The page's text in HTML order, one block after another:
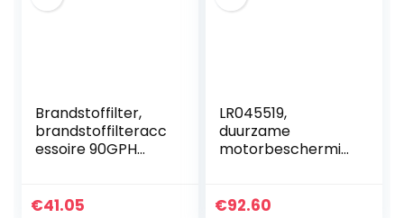
Brandstoffilter,
brandstoffilteracc
essoire 90GPH
€41.05
LR045519,
duurzame
motorbeschermin
Brandstoffilterhuis
€92.60